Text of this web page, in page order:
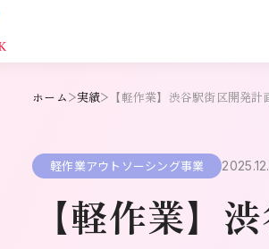
ホーム 実績 【軽作業】渋谷駅街区開発計
軽作業アウトソーシング事業
【軽作業】